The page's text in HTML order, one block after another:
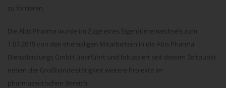
zu forcieren.
Die Abis Pharma wurde im Zuge eines Eigentümerwechsels zum
1.07.2019 von den ehemaligen Mitarbeitern in die Abis Pharma
Dienstleistungs GmbH überführt und fokussiert seit diesem Zeitpunkt
neben der Großhandelstätigkeit weitere Projekte im
pharmazeutischen Bereich.